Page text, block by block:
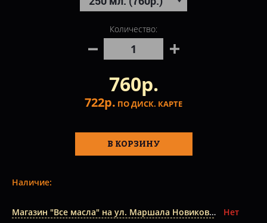
Количество:
760р.
722р. ПО ДИСК. КАРТЕ
В КОРЗИНУ
Наличие:
Магазин "Все масла" на ул. Маршала Новикова
Нет